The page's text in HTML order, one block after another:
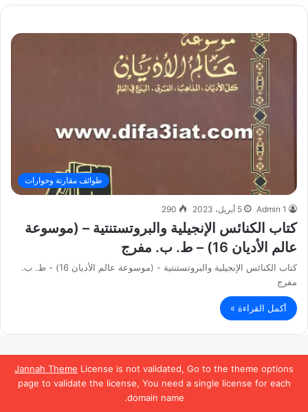
Jannah Theme License is not validated, Go to the theme options
page to validate the license, You need a single license for each
domain name.
طوائف مقارنة وحوارات
Admin 1 5 أبريل، 2023 290
كتاب الكنائس الإنجيلية والبروتستنتية – (موسوعة
عالم الأديان 16) – ط. ب. مفرج
كتاب الكنائس الإنجيلية والبروتستنتية - (موسوعة عالم الأديان 16) - ط. ب.
مفرج
أكمل القراءة »